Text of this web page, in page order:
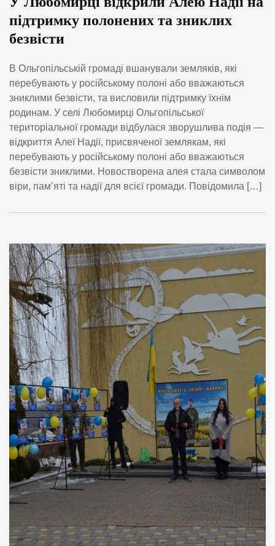
підтримку полонених та зниклих
безвісти
В Ольгопільській громаді вшанували земляків, які
перебувають у російському полоні або вважаються
зниклими безвісти, та висловили підтримку їхнім
родинам. У селі Любомирці Ольгопільської
територіальної громади відбулася зворушлива подія —
відкриття Алеї Надії, присвяченої землякам, які
перебувають у російському полоні або вважаються
безвісти зниклими. Новостворена алея стала символом
віри, пам’яті та надії для всієї громади. Повідомила […]